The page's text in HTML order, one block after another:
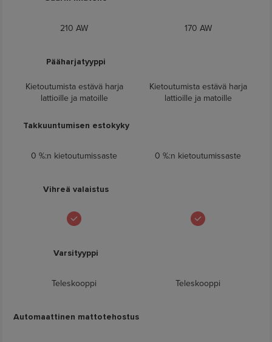
H60
H60
Pääharjatyyppi
Takkuuntumisen estokyky
Vihreä valaistus
Varsityyppi
Automaattinen mattotehostus
210 AW
Kietoutumista estävä harja
lattioille ja matoille
0 %:n kietoutumissaste
Teleskooppi
170 AW
Kietoutumista estävä harja
lattioille ja matoille
0 %:n kietoutumissaste
Teleskooppi